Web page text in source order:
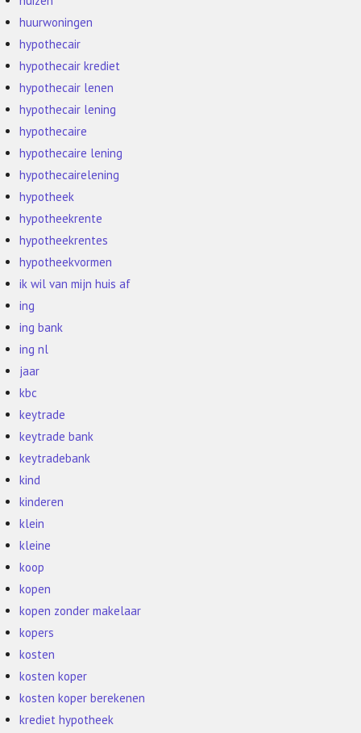
huurwoningen
hypothecair
hypothecair krediet
hypothecair lenen
hypothecair lening
hypothecaire
hypothecaire lening
hypothecairelening
hypotheek
hypotheekrente
hypotheekrentes
hypotheekvormen
ik wil van mijn huis af
ing
ing bank
ing nl
jaar
kbc
keytrade
keytrade bank
keytradebank
kind
kinderen
klein
kleine
koop
kopen
kopen zonder makelaar
kopers
kosten
kosten koper
kosten koper berekenen
krediet hypotheek